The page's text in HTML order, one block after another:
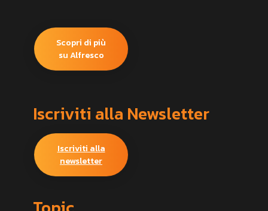
Scopri di più
su Alfresco
Iscriviti alla Newsletter
Iscriviti alla
newsletter